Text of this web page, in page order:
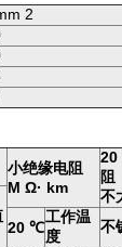
2
小绝缘电阻
M Ω· km
20
阻
不
20 ℃
工作温
度
不